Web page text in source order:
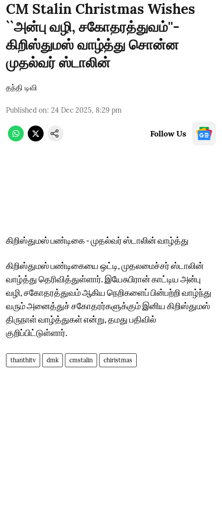
CM Stalin Christmas Wishes
``அன்பு வழி, சகோதரத்துவம்''-
கிறிஸ்துமஸ் வாழ்த்து சொன்ன
முதல்வர் ஸ்டாலின்
தந்தி டிவி
Published on: 24 Dec 2025, 8:29 pm
Follow Us
கிறிஸ்துமஸ் பண்டிகை - முதல்வர் ஸ்டாலின் வாழ்த்து
கிறிஸ்துமஸ் பண்டிகையை ஒட்டி, முதலமைச்சர் ஸ்டாலின்
வாழ்த்து தெரிவித்துள்ளார். இயேசுபிரான் காட்டிய அன்பு
வழி, சகோதரத்துவம் ஆகிய நெறிகளைப் பின்பற்றி வாழ்ந்து
வரும் அனைத்துச் சகோதரர்களுக்கும் இனிய கிறிஸ்துமஸ்
திருநாள் வாழ்த்துகள் என்று, தமது பதிவில்
குறிப்பிட்டுள்ளார்.
thanthitv dmk cmstalin chiristmas